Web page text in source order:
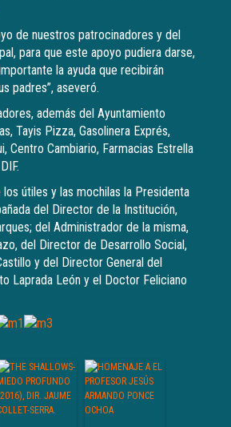
de nuestros patrocinadores y del
para que este apoyo pudiera darse,
la ayuda que recibirán
padres”, aseveró.
además del Ayuntamiento
Tayis Pizza, Gasolinera Exprés,
Centro Cambiario, Farmacias Estrella
útiles y las mochilas la Presidenta
del Director de la Institución,
del Administrador de la misma,
del Director de Desarrollo Social,
y del Director General del
Laprada León y el Doctor Feliciano